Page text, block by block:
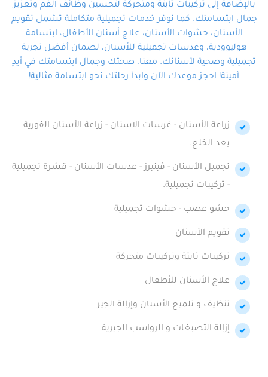
بالإضافة إلى تركيبات ثابتة ومتحركة لتحسين وظائف الفم وتعزيز
جمال ابتسامتك. كما نوفر خدمات تجميلية متكاملة تشمل تقويم
الأسنان، حشوات الأسنان، علاج أسنان الأطفال، ابتسامة
هوليوودية، وعدسات تجميلية للأسنان، لضمان أفضل تجربة
تجميلية وصحية لأسنانك. معنا، صحتك وجمال ابتسامتك في أيدٍ
أمينة! احجز موعدك الآن وابدأ رحلتك نحو ابتسامة مثالية!
زراعة الأسنان - غرسات الاسنان - زراعة الأسنان الفورية
بعد الخلع.
تجميل الأسنان - ڤينيرز - عدسات الأسنان - قشرة تجميلية
- تركيبات تجميلية.
حشو عصب - حشوات تجميلية
تقويم الأسنان
تركيبات ثابتة وتركيبات متحركة
علاج الأسنان للأطفال
تنظيف و تلميع الأسنان وإزالة الجير
إزالة التصبغات و الرواسب الجيرية